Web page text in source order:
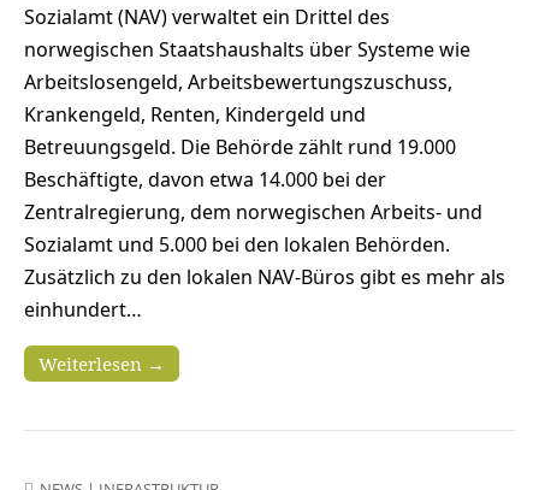
Sozialamt (NAV) verwaltet ein Drittel des
norwegischen Staatshaushalts über Systeme wie
Arbeitslosengeld, Arbeitsbewertungszuschuss,
Krankengeld, Renten, Kindergeld und
Betreuungsgeld. Die Behörde zählt rund 19.000
Beschäftigte, davon etwa 14.000 bei der
Zentralregierung, dem norwegischen Arbeits- und
Sozialamt und 5.000 bei den lokalen Behörden.
Zusätzlich zu den lokalen NAV-Büros gibt es mehr als
einhundert…
Weiterlesen →